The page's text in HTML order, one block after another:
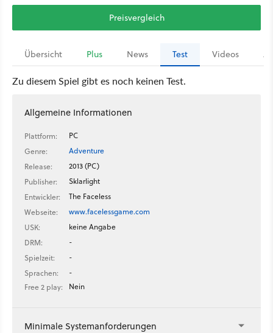
Preisvergleich
Übersicht Plus News Test Videos
Zu diesem Spiel gibt es noch keinen Test.
Allgemeine Informationen
Plattform:
PC
Genre:
Adventure
Release:
2013 (PC)
Publisher:
Sklarlight
Entwickler:
The Faceless
Webseite:
www.facelessgame.com
USK:
keine Angabe
DRM:
-
Spielzeit:
-
Sprachen:
-
Free 2 play:
Nein
Minimale Systemanforderungen